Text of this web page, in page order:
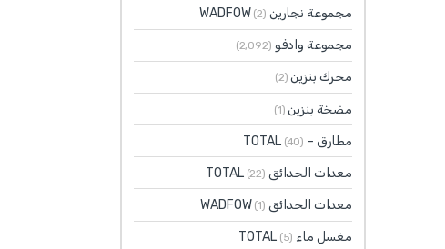
مجموعة نجارين WADFOW (2)
مجموعة وادفو (2٬092)
محرك بنزين (2)
مضخة بنزين (1)
مطارق – TOTAL (40)
معدات الحدائق TOTAL (22)
معدات الحدائق WADFOW (1)
مغسل ماء TOTAL (5)